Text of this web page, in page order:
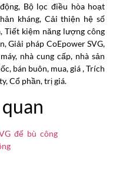
Bộ lọc điều hòa hoạt
kháng, Cải thiện hệ số
Tiết kiệm năng lượng công
Giải pháp CoEpower SVG,
nhà cung cấp, nhà sản
bán buôn, mua, giá , Trích
Cổ phần, trị giá.
để bù công